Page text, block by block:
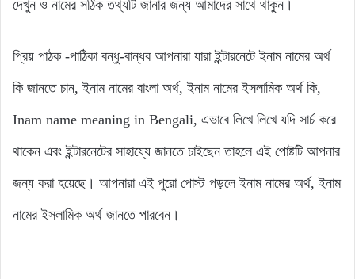
দেখুন ও নামের সঠিক তথ্যটি জানার জন্য আমাদের সাথে থাকুন।
প্রিয় পাঠক -পাঠিকা বন্ধু-বান্ধব আপনারা যারা ইন্টারনেটে ইনাম নামের অর্থ
কি জানতে চান, ইনাম নামের বাংলা অর্থ, ইনাম নামের ইসলামিক অর্থ কি,
Inam name meaning in Bengali, এভাবে লিখে লিখে যদি সার্চ করে
থাকেন এবং ইন্টারনেটের সাহায্যে জানতে চাইছেন তাহলে এই পোষ্টটি আপনার
জন্য করা হয়েছে। আপনারা এই পুরো পোস্ট পড়লে ইনাম নামের অর্থ, ইনাম
নামের ইসলামিক অর্থ জানতে পারবেন।